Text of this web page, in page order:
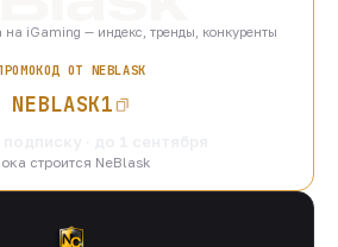
на iGaming — индекс, тренды, конкуренты
ОТ NEBLASK
NEBLASK1
строится NeBlask